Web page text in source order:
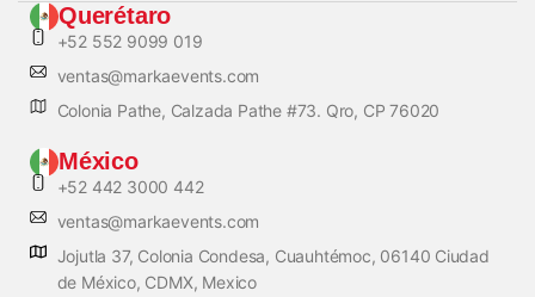
Querétaro
+52 552 9099 019
ventas@markaevents.com
Colonia Pathe, Calzada Pathe #73. Qro, CP 76020
México
+52 442 3000 442
ventas@markaevents.com
Jojutla 37, Colonia Condesa, Cuauhtémoc, 06140 Ciudad
de México, CDMX, Mexico